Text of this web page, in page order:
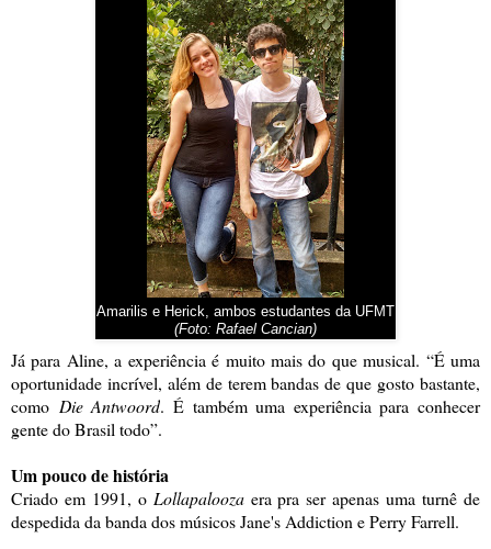
Amarilis e Herick, ambos estudantes da UFMT
(Foto: Rafael Cancian)
Já para Aline, a experiência é muito mais do que musical. “É uma
oportunidade incrível, além de terem bandas de que gosto bastante,
como Die Antwoord. É também uma experiência para conhecer
gente do Brasil todo”.
Um pouco de história
Criado em 1991, o Lollapaloozaera pra ser apenas uma turnê de
despedida da banda dos músicos Jane's Addiction e Perry Farrell.